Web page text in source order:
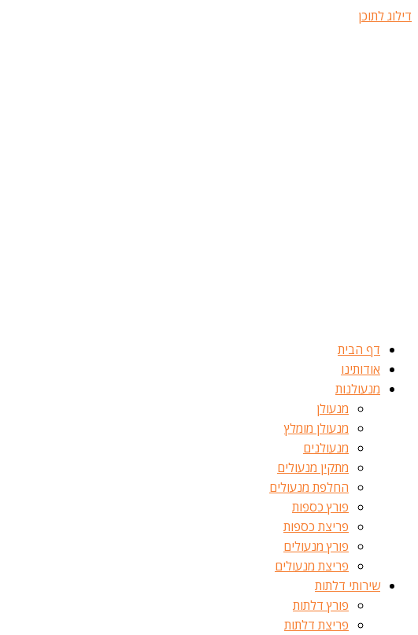
דילוג לתוכן
דף הבית
אודותינו
מנעולנות
מנעולן
מנעולן מומלץ
מנעולנים
מתקין מנעולים
החלפת מנעולים
פורץ כספות
פריצת כספות
פורץ מנעולים
פריצת מנעולים
שירותי דלתות
פורץ דלתות
פריצת דלתות